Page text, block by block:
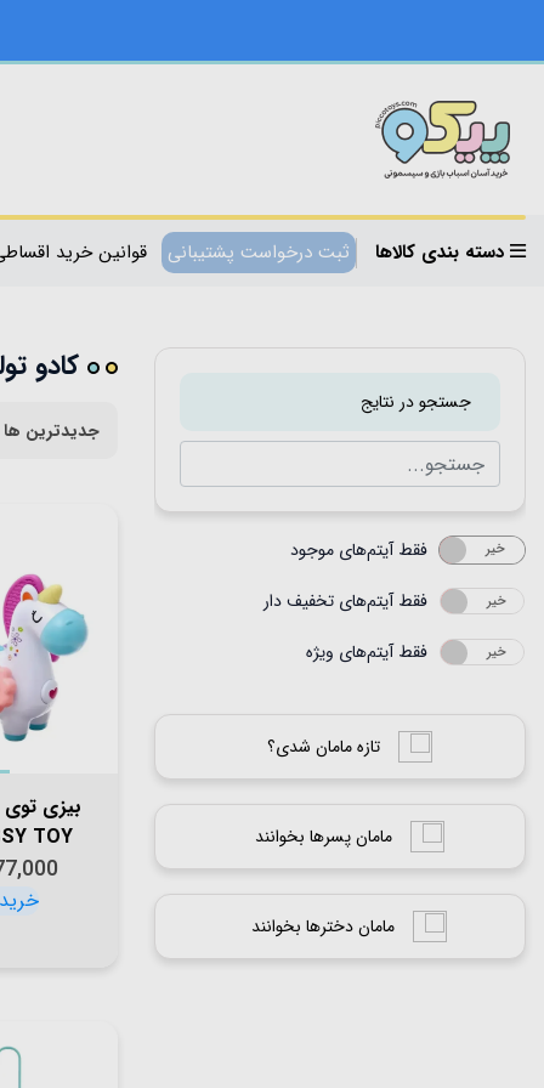
دسته بندی کالاها ثبت درخواست پشتیبانی قوانین خرید
جستجو در نتایج
بله خیر فقط آیتم‌های موجود
بله خیر فقط آیتم‌های تخفیف دار
بله خیر فقط آیتم‌های ویژه
تازه مامان شدی؟
مامان پسرها بخوانند
مامان دخترها بخوانند
کادو
بیزی
TOY
کد BY118